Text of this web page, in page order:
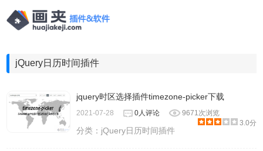
jQuery日历时间插件
jquery时区选择插件timezone-picker下载
2021-07-28 0人评论
9671次浏览
3.0分
分类： jQuery日历时间插件